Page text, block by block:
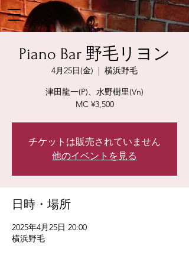
Piano Bar 野毛リヨン
4月25日(金)
  |
横浜野毛
津田龍一(P)、水野樹里(Vn)
MC ¥3,500
チケットは販売されていません
他のイベントを見る
日時・場所
2025年4月25日 20:00
横浜野毛